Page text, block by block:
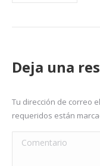
Deja una
Tu dirección de correo
requeridos están
Comentario